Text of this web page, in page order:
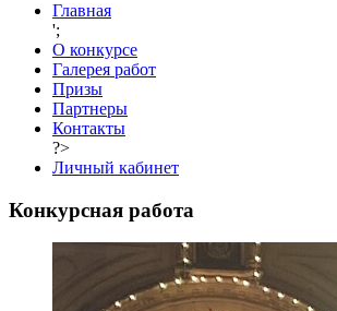
Главная
';
О конкурсе
Галерея работ
Призы
Партнеры
Контакты
?>
Личный кабинет
Конкурсная работа